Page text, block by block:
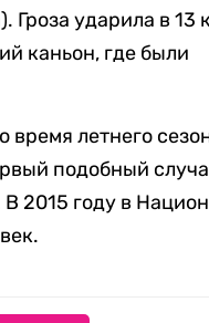
Гроза ударила в 13
каньон, где были
время летнего
подобный
2015 году в